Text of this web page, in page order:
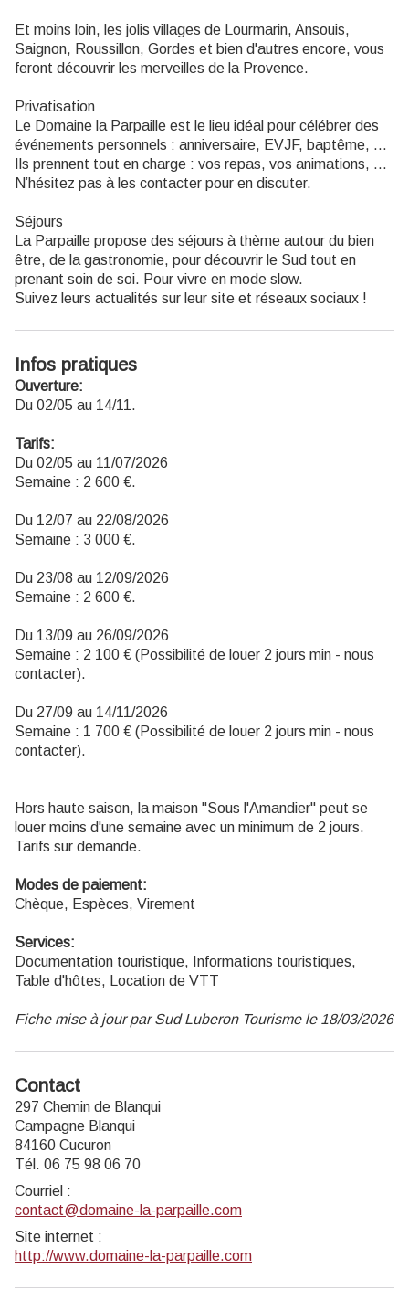
Et moins loin, les jolis villages de Lourmarin, Ansouis,
Saignon, Roussillon, Gordes et bien d'autres encore, vous
feront découvrir les merveilles de la Provence.
Privatisation
Le Domaine la Parpaille est le lieu idéal pour célébrer des
événements personnels : anniversaire, EVJF, baptême, …
Ils prennent tout en charge : vos repas, vos animations, …
N’hésitez pas à les contacter pour en discuter.
Séjours
La Parpaille propose des séjours à thème autour du bien
être, de la gastronomie, pour découvrir le Sud tout en
prenant soin de soi. Pour vivre en mode slow.
Suivez leurs actualités sur leur site et réseaux sociaux !
Infos pratiques
Ouverture:
Du 02/05 au 14/11.
Tarifs:
Du 02/05 au 11/07/2026
Semaine : 2 600 €.
Du 12/07 au 22/08/2026
Semaine : 3 000 €.
Du 23/08 au 12/09/2026
Semaine : 2 600 €.
Du 13/09 au 26/09/2026
Semaine : 2 100 € (Possibilité de louer 2 jours min - nous
contacter).
Du 27/09 au 14/11/2026
Semaine : 1 700 € (Possibilité de louer 2 jours min - nous
contacter).
Hors haute saison, la maison "Sous l'Amandier" peut se
louer moins d'une semaine avec un minimum de 2 jours.
Tarifs sur demande.
Modes de paiement:
Chèque, Espèces, Virement
Services:
Documentation touristique, Informations touristiques,
Table d'hôtes, Location de VTT
Fiche mise à jour par Sud Luberon Tourisme le 18/03/2026
Contact
297 Chemin de Blanqui
Campagne Blanqui
84160 Cucuron
Tél. 06 75 98 06 70
Courriel :
contact@domaine-la-parpaille.com
Site internet :
http://www.domaine-la-parpaille.com